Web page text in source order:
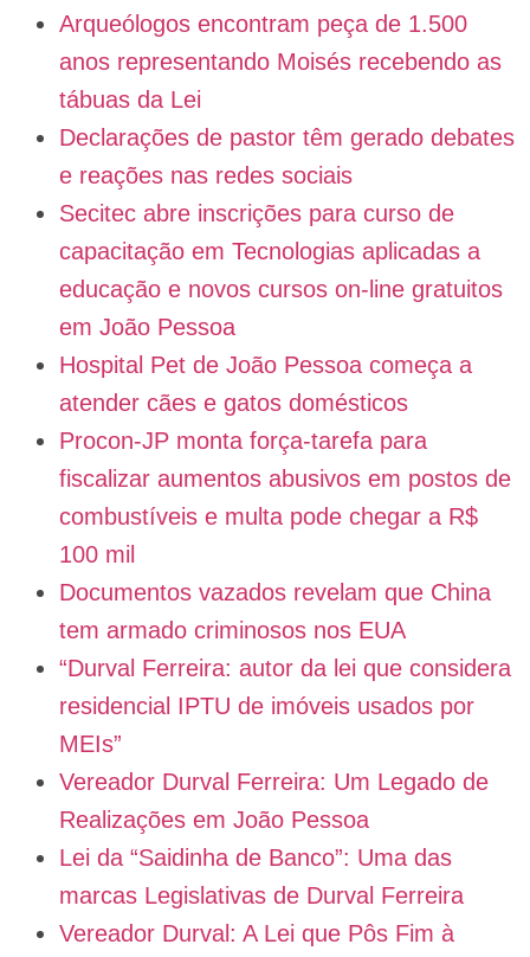
Arqueólogos encontram peça de 1.500
anos representando Moisés recebendo as
tábuas da Lei
Declarações de pastor têm gerado debates
e reações nas redes sociais
Secitec abre inscrições para curso de
capacitação em Tecnologias aplicadas a
educação e novos cursos on-line gratuitos
em João Pessoa
Hospital Pet de João Pessoa começa a
atender cães e gatos domésticos
Procon-JP monta força-tarefa para
fiscalizar aumentos abusivos em postos de
combustíveis e multa pode chegar a R$
100 mil
Documentos vazados revelam que China
tem armado criminosos nos EUA
“Durval Ferreira: autor da lei que considera
residencial IPTU de imóveis usados por
MEIs”
Vereador Durval Ferreira: Um Legado de
Realizações em João Pessoa
Lei da “Saidinha de Banco”: Uma das
marcas Legislativas de Durval Ferreira
Vereador Durval: A Lei que Pôs Fim à